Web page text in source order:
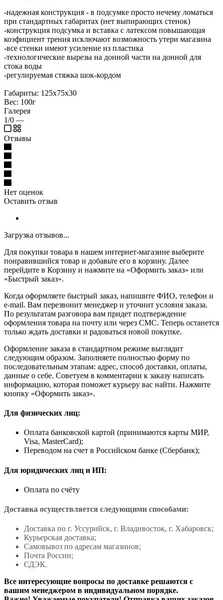
-надежная конструкция - в подсумке просто нечему ломаться
при стандартных габаритах (нет выпирающих стенок)
-конструкция подсумка и вставка с латексом повышающая
коэфициент трения исключают возможность утери магазина
-все стенки имеют усиление из пластика
-технологические вырезы на донной части на донной для
стока воды
-регулируемая стяжка шок-кордом
Габариты: 125х75х30
Вес: 100г
Галерея
1/0 —
Отзывы
Нет оценок
Оставить отзыв
Загрузка отзывов...
Для покупки товара в нашем интернет-магазине выберите
понравившийся товар и добавьте его в корзину. Далее
перейдите в Корзину и нажмите на «Оформить заказ» или
«Быстрый заказ».
Когда оформляете быстрый заказ, напишите ФИО, телефон и
e-mail. Вам перезвонит менеджер и уточнит условия заказа.
По результатам разговора вам придет подтверждение
оформления товара на почту или через СМС. Теперь останется
только ждать доставки и радоваться новой покупке.
Оформление заказа в стандартном режиме выглядит
следующим образом. Заполняете полностью форму по
последовательным этапам: адрес, способ доставки, оплаты,
данные о себе. Советуем в комментарии к заказу написать
информацию, которая поможет курьеру вас найти. Нажмите
кнопку «Оформить заказ».
Для физических лиц:
Оплата банковской картой (принимаются карты МИР,
Visa, MasterCard);
Переводом на счет в Российском банке (Сбербанк);
Для юридических лиц и ИП:
Оплата по счёту
Доставка осуществляется следующими способами:
Доставка по г. Уссурийск, г. Владивосток, г. Хабаровск;
Курьерская доставка;
Самовывоз по адресам магазинов;
Почта России;
СДЭК.
Все интересующие вопросы по доставке решаются с
вашим менеджером в индивидуальном порядке.